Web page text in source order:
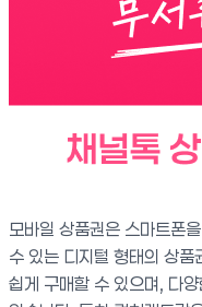
모바일 상품권은 스마트폰
수 있는 디지털 형태의 상
쉽게 구매할 수 있으며, 다